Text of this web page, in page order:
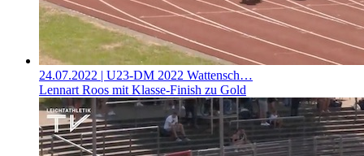
24.07.2022 | U23-DM 2022 Wattensch…
Lennart Roos mit Klasse-Finish zu Gold